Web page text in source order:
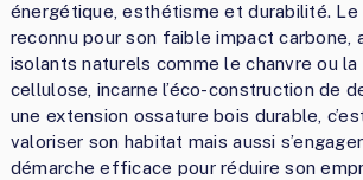
énergétique, esthétisme et durabilité. Le
reconnu pour son faible impact carbone,
isolants naturels comme le chanvre ou la
cellulose, incarne l’éco-construction de
une extension ossature bois durable,
valoriser son habitat mais aussi
démarche efficace pour réduire son